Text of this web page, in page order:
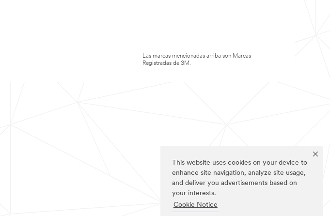
This website uses cookies on your device to
enhance site navigation, analyze site usage,
and deliver you advertisements based on
your interests.
Cookie Notice
Las marcas mencionadas arriba son Marcas
Registradas de 3M.